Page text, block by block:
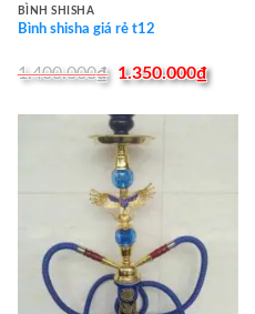
BÌNH SHISHA
Bình shisha giá rẻ t12
1.400.000₫
Original
price
1.400.000₫.
1.350.000₫
price